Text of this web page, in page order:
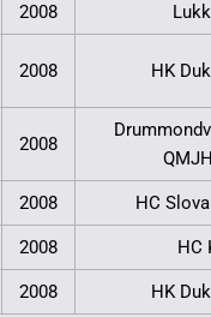
2008
2008 HK
2008
2008 HC
2008 HC
2008 HK